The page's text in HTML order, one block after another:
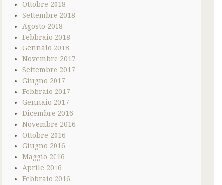
Ottobre 2018
Settembre 2018
Agosto 2018
Febbraio 2018
Gennaio 2018
Novembre 2017
Settembre 2017
Giugno 2017
Febbraio 2017
Gennaio 2017
Dicembre 2016
Novembre 2016
Ottobre 2016
Giugno 2016
Maggio 2016
Aprile 2016
Febbraio 2016